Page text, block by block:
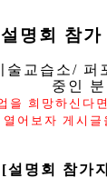
설명회 참가
교습소/ 퍼
중인 분
을 희망하신다
열어보자 게시
[설명회 참가